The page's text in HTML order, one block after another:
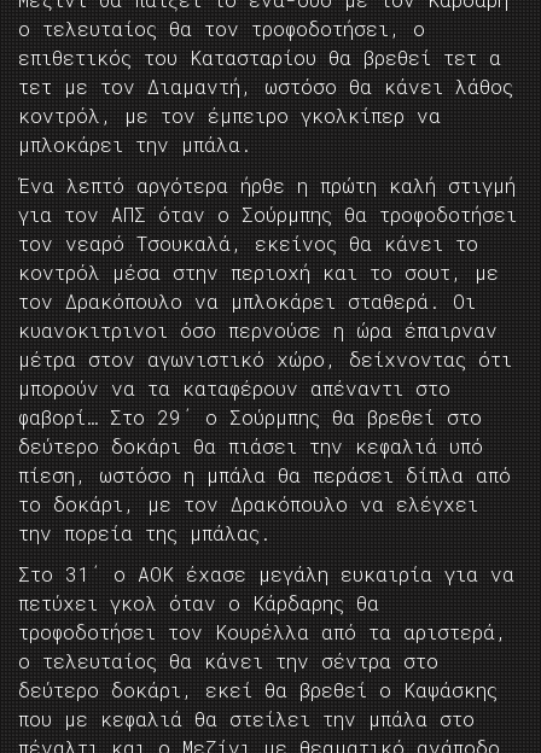
ο τελευταίος θα τον τροφοδοτήσει, ο
επιθετικός του Κατασταρίου θα βρεθεί τετ α
τετ με τον Διαμαντή, ωστόσο θα κάνει λάθος
κοντρόλ, με τον έμπειρο γκολκίπερ να
μπλοκάρει την μπάλα.
Ένα λεπτό αργότερα ήρθε η πρώτη καλή στιγμή
για τον ΑΠΣ όταν ο Σούρμπης θα τροφοδοτήσει
τον νεαρό Τσουκαλά, εκείνος θα κάνει το
κοντρόλ μέσα στην περιοχή και το σουτ, με
τον Δρακόπουλο να μπλοκάρει σταθερά. Οι
κυανοκιτρινοι όσο περνούσε η ώρα έπαιρναν
μέτρα στον αγωνιστικό χώρο, δείχνοντας ότι
μπορούν να τα καταφέρουν απέναντι στο
φαβορί… Στο 29΄ ο Σούρμπης θα βρεθεί στο
δεύτερο δοκάρι θα πιάσει την κεφαλιά υπό
πίεση, ωστόσο η μπάλα θα περάσει δίπλα από
το δοκάρι, με τον Δρακόπουλο να ελέγχει
την πορεία της μπάλας.
Στο 31΄ ο ΑΟΚ έχασε μεγάλη ευκαιρία για να
πετύχει γκολ όταν ο Κάρδαρης θα
τροφοδοτήσει τον Κουρέλλα από τα αριστερά,
ο τελευταίος θα κάνει την σέντρα στο
δεύτερο δοκάρι, εκεί θα βρεθεί ο Καψάσκης
που με κεφαλιά θα στείλει την μπάλα στο
πέναλτι και ο Μεζίνι με θεαματικό ανάποδο